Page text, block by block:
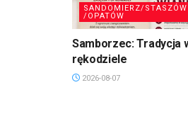
SANDOMIERZ/STASZÓW
/OPATÓW
Samborzec: Tradycja
rękodziele
2026-08-07